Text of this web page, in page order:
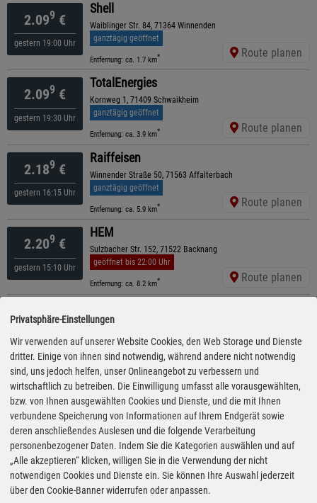
2.099 €
gestern 19:00 Uhr
Shell
Waiblinger Str. 84, 71364 Winnenden
ganztägig geöffnet
Entfernung: ca. 1.7 km* Route planen
2.099 €
gestern 19:30 Uhr
TotalEnergies
Kornweg 1, 71409 Schwaikheim
ganztägig geöffnet
Entfernung: ca. 3.9 km* Route planen
2.189 €
gestern 16:15 Uhr
Raiffeisen
Winnender Straße 50, 71563 Affalterbach
ganztägig geöffnet
Entfernung: ca. 5.9 km* Route planen
2.209 €
gestern 15:10 Uhr
HEM
Sulzbacher Str. 152, 71522 Backnang
geöffnet bis 22:00 Uhr
Entfernung: ca. 8.2 km* Route planen
2.219€
vor 36 Minuten
Aspacher Str. 120, 71522 Backnang
geöffnet bis 23:00 Uhr
Entfernung: ca. 7.2 km* Route planen
2.249€
gestern 14:55 Uhr
TotalEnergies
B14 / Marbacher Str. , 71364 Winnenden
ganztägig geöffnet
kürzeste Anfahrt
Entfernung: ca. 0.7 km * Route planen
2.339€
gestern 19:15 Uhr
ESSO
Stuttgarter Str. 152 , 71522 Backnang
ganztägig geöffnet
Privatsphäre-Einstellungen
Wir verwenden auf unserer Website Cookies, den Web Storage und Dienste
dritter. Einige von ihnen sind notwendig, während andere nicht notwendig
sind, uns jedoch helfen, unser Onlineangebot zu verbessern und
wirtschaftlich zu betreiben. Die Einwilligung umfasst alle vorausgewählten,
bzw. von Ihnen ausgewählten Cookies und Dienste, und die mit Ihnen
verbundene Speicherung von Informationen auf Ihrem Endgerät sowie
deren anschließendes Auslesen und die folgende Verarbeitung
personenbezogener Daten. Indem Sie die Kategorien auswählen und auf
„Alle akzeptieren“ klicken, willigen Sie in die Verwendung der nicht
notwendigen Cookies und Dienste ein. Sie können Ihre Auswahl jederzeit
über den Cookie-Banner widerrufen oder anpassen.